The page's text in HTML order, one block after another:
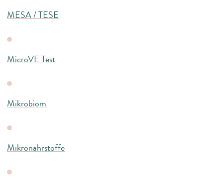
MESA / TESE
MicroVE Test
Mikrobiom
Mikronährstoffe